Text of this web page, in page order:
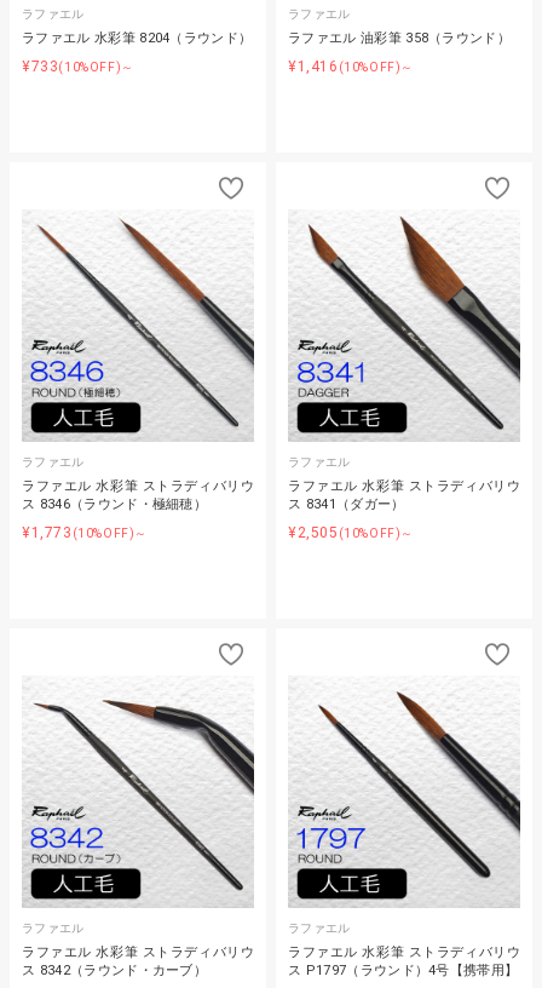
ラファエル
ラファエル 水彩筆 8204（ラウンド）
¥733(10%OFF)～
ラファエル
ラファエル 油彩筆 358（ラウンド）
¥1,416 (10%OFF)～
ラファエル
ラファエル 水彩筆 ストラディバリウ
ス 8346（ラウンド・極細穂）
¥1,773 (10%OFF)～
ラファエル
ラファエル 水彩筆 ストラディバリウ
ス 8341（ダガー）
¥2,505 (10%OFF)～
ラファエル
ラファエル 水彩筆 ストラディバリウ
ス 8342（ラウンド・カーブ）
ラファエル
ラファエル 水彩筆 ストラディバリウ
ス P1797（ラウンド）4号【携帯用】